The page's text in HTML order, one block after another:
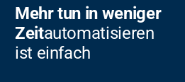
Mehr tun in weniger
Zeitautomatisieren
ist einfach